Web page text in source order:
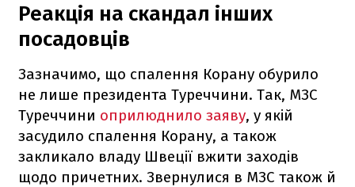
Реакція на скандал інших
посадовців
Зазначимо, що спалення Корану обурило
не лише президента Туреччини. Так, МЗС
Туреччини оприлюднило заяву, у якій
засудило спалення Корану, а також
закликало владу Швеції вжити заходів
щодо причетних. Звернулися в МЗС також й